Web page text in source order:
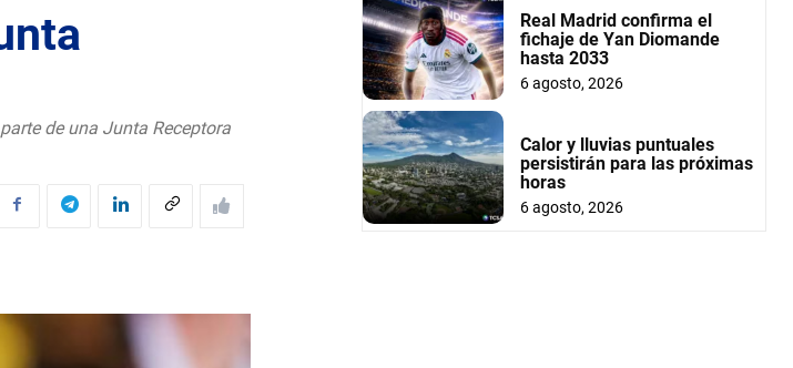
de una Junta Receptora
Real Madrid confirma el
fichaje de Yan Diomande
hasta 2033
6 agosto, 2026
Calor y lluvias puntuales
persistirán para las próximas
horas
6 agosto, 2026